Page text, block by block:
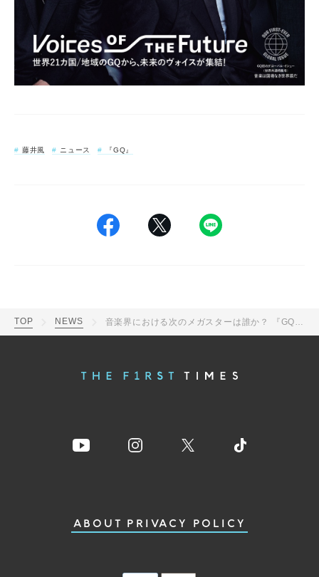
藤井風 ニュース 『GQ』
TOP NEWS
ABOUT PRIVACY POLICY